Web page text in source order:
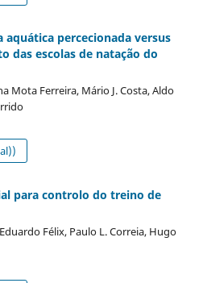
aquática percecionada versus
das escolas de natação do
Mota Ferreira, Mário J. Costa, Aldo
para controlo do treino de
Félix, Paulo L. Correia, Hugo